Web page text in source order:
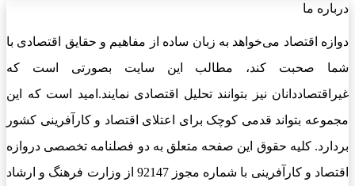
درباره ما
دوازه اقتصاد می‌خواهد به زبان ساده از مفاهیم و حقایق اقتصادی با
شما صحبت کند، مطالب این سایت بصورتی است که
غیراقتصاددانان نیز بتوانند تحلیل اقتصادی نمایند.امید است که این
مجموعه بتواند قدمی کوچک برای اعتلای اقتصاد و کارآفرینی کشور
بردارد. کلیه حقوق این صفحه متعلق به دو فصلنامه تخصصی دروازه
اقتصاد و کارآفرینی با شماره مجوز 92147 از وزارت فرهنگ و ارشاد